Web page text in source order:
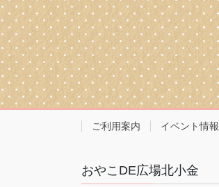
ご利用案内 イベント情報
おやこDE広場北小金